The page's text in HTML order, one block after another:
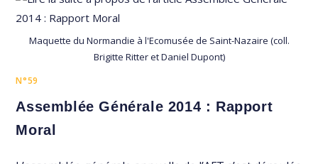
Maquette du Normandie à l'Ecomusée de Saint-Nazaire (coll.
Brigitte Ritter et Daniel Dupont)
N°59
Assemblée Générale 2014 : Rapport
Moral